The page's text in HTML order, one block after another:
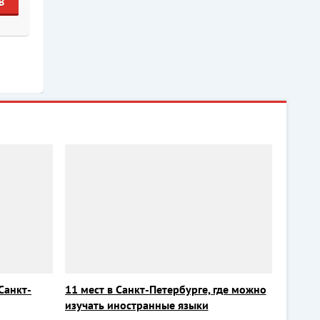
11 мест в Санкт-Петербурге, где можно
изучать иностранные языки